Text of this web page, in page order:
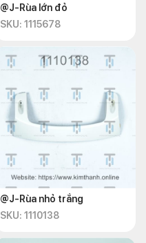
@J-Rùa lớn đỏ
SKU: 1115678
@J-Rùa nhỏ trắng
SKU: 1110138